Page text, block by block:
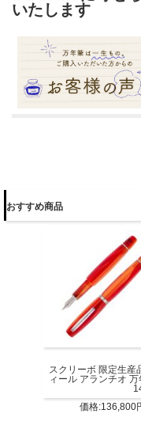
いたします
おすすめ商品
スクリーボ 限定生産
ィール アランチオ 万
価格:136,800